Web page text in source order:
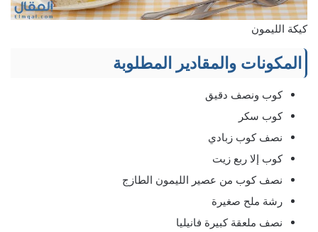
كيكة الليمون
المكونات والمقادير المطلوبة
كوب ونصف دقيق
كوب سكر
نصف كوب زبادي
كوب إلا ربع زيت
نصف كوب من عصير الليمون الطازج
رشة ملح صغيرة
نصف ملعقة كبيرة فانيليا